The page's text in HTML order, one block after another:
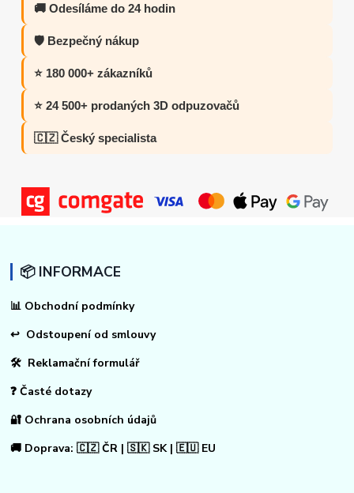
🚚 Odesíláme do 24 hodin
🛡️ Bezpečný nákup
⭐ 180 000+ zákazníků
⭐ 24 500+ prodaných 3D odpuzovačů
🇨🇿 Český specialista
📦 INFORMACE
📊 Obchodní podmínky
↩ Odstoupení od smlouvy
🛠 Reklamační formulář
❓ Časté dotazy
🔐 Ochrana osobních údajů
🚚 Doprava: 🇨🇿 ČR | 🇸🇰 SK | 🇪🇺 EU